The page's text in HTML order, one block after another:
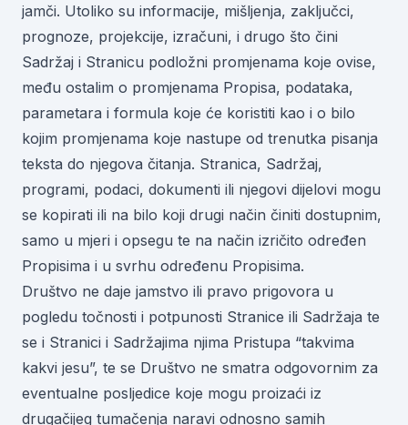
jamči. Utoliko su informacije, mišljenja, zaključci,
prognoze, projekcije, izračuni, i drugo što čini
Sadržaj i Stranicu podložni promjenama koje ovise,
među ostalim o promjenama Propisa, podataka,
parametara i formula koje će koristiti kao i o bilo
kojim promjenama koje nastupe od trenutka pisanja
teksta do njegova čitanja. Stranica, Sadržaj,
programi, podaci, dokumenti ili njegovi dijelovi mogu
se kopirati ili na bilo koji drugi način činiti dostupnim,
samo u mjeri i opsegu te na način izričito određen
Propisima i u svrhu određenu Propisima.
Društvo ne daje jamstvo ili pravo prigovora u
pogledu točnosti i potpunosti Stranice ili Sadržaja te
se i Stranici i Sadržajima njima Pristupa “takvima
kakvi jesu”, te se Društvo ne smatra odgovornim za
eventualne posljedice koje mogu proizaći iz
drugačijeg tumačenja naravi odnosno samih